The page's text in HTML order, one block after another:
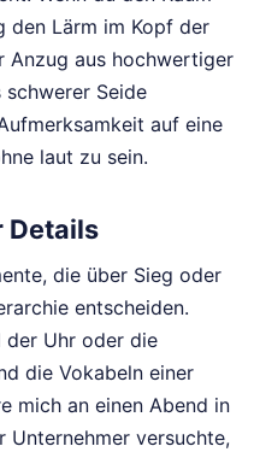
den Lärm im Kopf der
Anzug aus hochwertiger
Seide
auf eine
laut zu sein.
Details
die über Sieg oder
entscheiden.
der Uhr oder die
die Vokabeln einer
mich an einen Abend in
Unternehmer versuchte,